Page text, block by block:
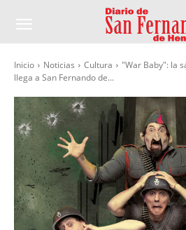
Inicio Noticias Cultura
"War Baby": la
llega a San Fernando de...